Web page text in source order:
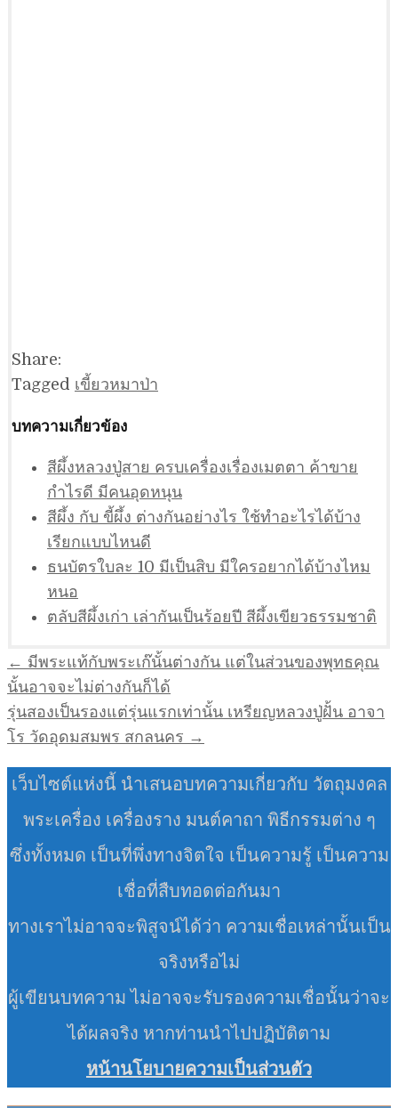
Share:
Tagged เขี้ยวหมาป่า
บทความเกี่ยวข้อง
สีผึ้งหลวงปู่สาย ครบเครื่องเรื่องเมตตา ค้าขาย
กำไรดี มีคนอุดหนุน
สีผึ้ง กับ ขี้ผึ้ง ต่างกันอย่างไร ใช้ทำอะไรได้บ้าง
เรียกแบบไหนดี
ธนบัตรใบละ 10 มีเป็นสิบ มีใครอยากได้บ้างไหม
หนอ
ตลับสีผึ้งเก่า เล่ากันเป็นร้อยปี สีผึ้งเขียวธรรมชาติ
แนะแนว
เรื่อง
← มีพระแท้กับพระเก๊นั้นต่างกัน แต่ในส่วนของพุทธคุณ
นั้นอาจจะไม่ต่างกันก็ได้
รุ่นสองเป็นรองแต่รุ่นแรกเท่านั้น เหรียญหลวงปู่ฝั้น อาจา
โร วัดอุดมสมพร สกลนคร →
เว็บไซต์แห่งนี้ นำเสนอบทความเกี่ยวกับ วัตถุมงคล
พระเครื่อง เครื่องราง มนต์คาถา พิธีกรรมต่าง ๆ
ซึ่งทั้งหมด เป็นที่พึ่งทางจิตใจ เป็นความรู้ เป็นความ
เชื่อที่สืบทอดต่อกันมา
ทางเราไม่อาจจะพิสูจน์ได้ว่า ความเชื่อเหล่านั้นเป็น
จริงหรือไม่
ผู้เขียนบทความ ไม่อาจจะรับรองความเชื่อนั้นว่าจะ
ได้ผลจริง หากท่านนำไปปฏิบัติตาม
หน้านโยบายความเป็นส่วนตัว